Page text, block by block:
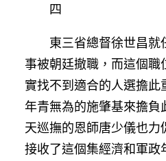
四
東三省總督徐世昌就
事被朝廷撤職，而這個職
實找不到適合的人選擔
年青無為的施肇基來擔負
天巡撫的恩師唐少儀也
接收了這個集經濟和軍政